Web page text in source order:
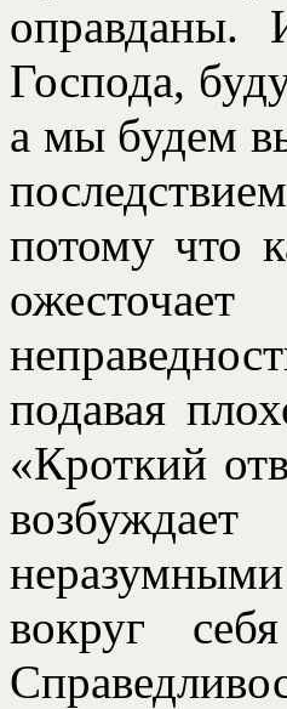
оправданы.
Господа,
а мы будем
потому что
подавая
«Кроткий
вокруг